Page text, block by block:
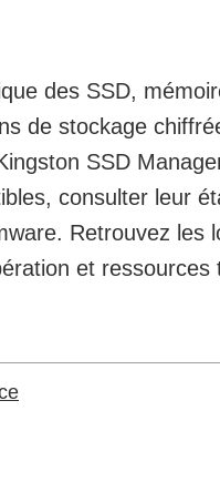
des SSD,
de stockage
SSD
consulter leur
Retrouvez les
et ressources